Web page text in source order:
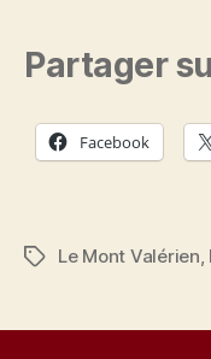
Partager
Facebook
Étiquettes
Le Mont Valérien